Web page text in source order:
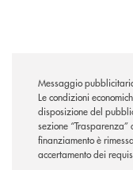
Messaggio
Le condizioni
disposizione del
sezione “Trasparenza”
finanziamento è
accertamento dei